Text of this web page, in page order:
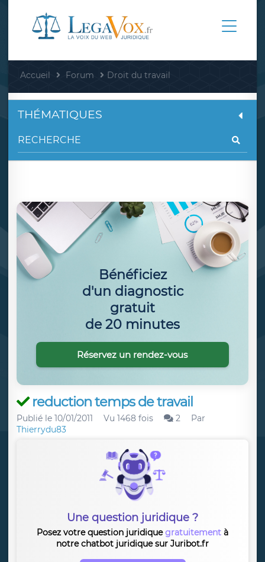
Accueil Forum Droit du travail
reduction temps de travail
Publié le 10/01/2011 Vu 1468 fois 2
Par
Thierrydu83
Une question juridique ?
Posez votre question juridiquegratuitement à
notre chatbot juridique sur Juribot.fr
THÉMATIQUES
Bénéficiez
d'un diagnostic
gratuit
de 20 minutes
Réservez un rendez-vous